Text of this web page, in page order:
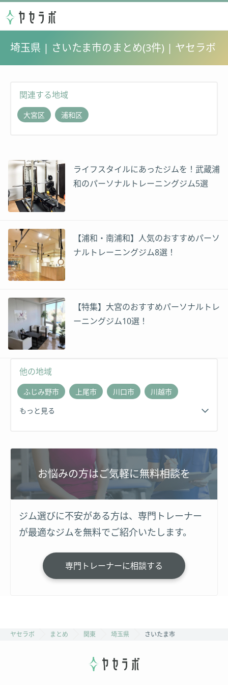
埼玉県 | さいたま市のまとめ(3件) | ヤセラボ
関連する地域
大宮区 浦和区
ライフスタイルにあったジムを！武蔵浦
和のパーソナルトレーニングジム5選
【浦和・南浦和】人気のおすすめパーソ
ナルトレーニングジム8選！
【特集】大宮のおすすめパーソナルトレ
ーニングジム10選！
他の地域
ふじみ野市 上尾市 川口市
川越市
もっと見る
お悩みの方はご気軽に無料相談を
ジム選びに不安がある方は、専門トレーナー
が最適なジムを無料でご紹介いたします。
専門トレーナーに相談する
ヤセラボ まとめ 関東 埼玉県 さいたま市